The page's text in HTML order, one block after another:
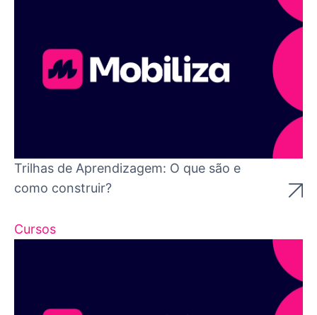
Trilhas de Aprendizagem: O que são e
como construir?
Cursos